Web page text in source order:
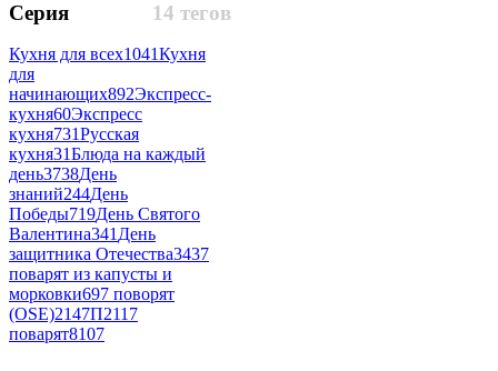
14 тегов
Серия
Кухня для всех1041Кухня
для
начинающих892Экспресс-
кухня60Экспресс
кухня731Русская
кухня31Блюда на каждый
день3738День
знаний244День
Победы719День Святого
Валентина341 День
защитника Отечества3437
поварят из капусты и
морковки697 поворят
(OSE)2147П211 7
поварят8107